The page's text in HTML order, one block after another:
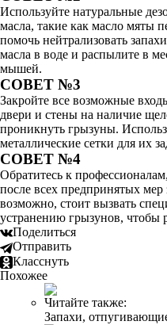
Используйте натуральные
масла, такие как масло мяты
помочь нейтрализовать
масла в воде и распылите в
мышей.
СОВЕТ №3
Закройте все возможные
двери и стены на наличие
проникнуть грызуны.
металлические сетки для их
СОВЕТ №4
Обратитесь к
после всех предпринятых
возможно, стоит вызвать
устранению грызунов, чтобы
Поделиться
Отправить
Класснуть
Похожее
Читайте также:
Запахи,